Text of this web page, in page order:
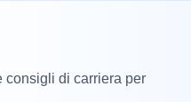
consigli di carriera per